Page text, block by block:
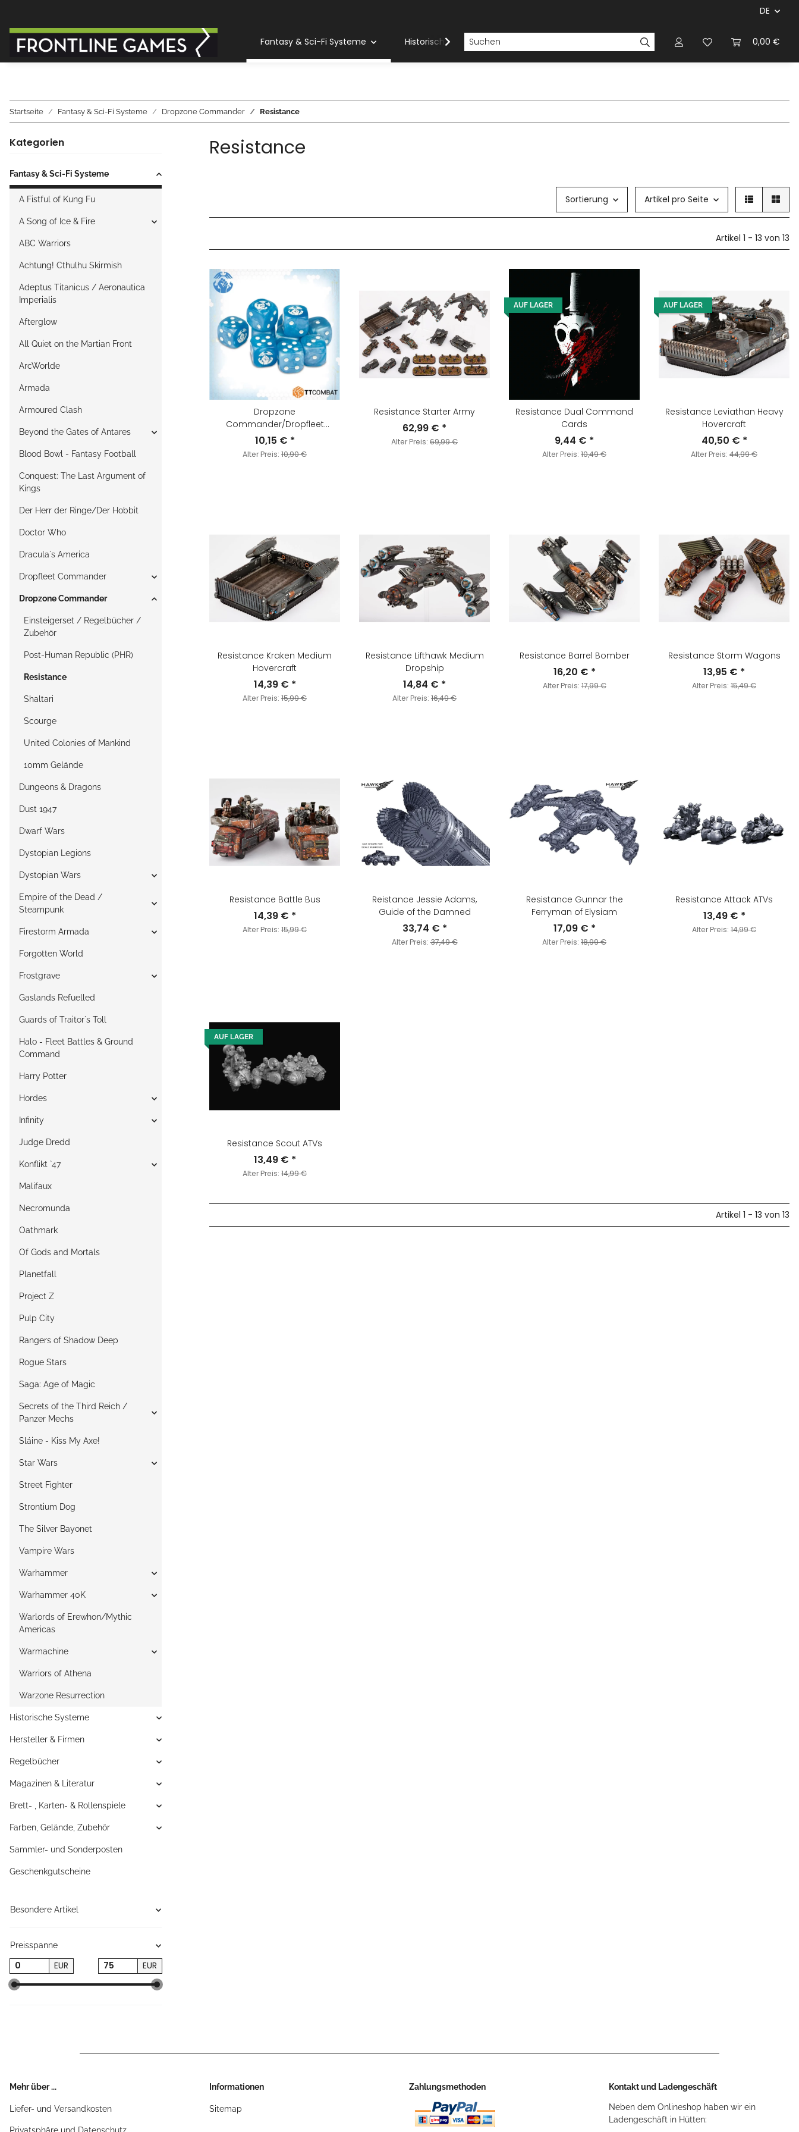
DE
0,00 €
Fantasy & Sci-Fi Systeme Historische Systeme Regelbücher Magazinen &
Startseite Fantasy & Sci-Fi Systeme Dropzone Commander Resistance
Resistance
Sortierung Artikel pro Seite
Artikel 1 - 13 von 13
Dropzone
Commander/Dropfleet
Commander: Resistance Dice
10,15 € *
Alter Preis: 10,90 €
Resistance Starter Army
62,99 € *
Alter Preis: 69,99 €
AUF LAGER
Resistance Dual Command
Cards
9,44 € *
Alter Preis: 10,49 €
AUF LAGER
Resistance Leviathan Heavy
Hovercraft
40,50 € *
Alter Preis: 44,99 €
Resistance Kraken Medium
Hovercraft
14,39 € *
Alter Preis: 15,99 €
Resistance Lifthawk Medium
Dropship
14,84 € *
Alter Preis: 16,49 €
Resistance Barrel Bomber
16,20 € *
Alter Preis:17,99 €
Resistance Storm Wagons
13,95 € *
Alter Preis: 15,49 €
Resistance Battle Bus
14,39 € *
Alter Preis: 15,99 €
Reistance Jessie Adams,
Guide of the Damned
33,74 € *
Alter Preis:37,49 €
Resistance Gunnar the
Ferryman of Elysiam
17,09 € *
Alter Preis: 18,99 €
Resistance Attack ATVs
13,49 € *
Alter Preis: 14,99 €
AUF LAGER
Resistance Scout ATVs
13,49 € *
Alter Preis: 14,99 €
Artikel 1 - 13 von 13
Kategorien
Fantasy & Sci-Fi Systeme
A Fistful of Kung Fu
A Song of Ice & Fire
ABC Warriors
Achtung! Cthulhu Skirmish
Adeptus Titanicus / Aeronautica
Imperialis
Afterglow
All Quiet on the Martian Front
ArcWorlde
Armada
Armoured Clash
Beyond the Gates of Antares
Blood Bowl - Fantasy Football
Conquest: The Last Argument of
Kings
Der Herr der Ringe/Der Hobbit
Doctor Who
Dracula`s America
Dropfleet Commander
Dropzone Commander
Einsteigerset / Regelbücher /
Zubehör
Post-Human Republic (PHR)
Resistance
Shaltari
Scourge
United Colonies of Mankind
10mm Gelände
Dungeons & Dragons
Dust 1947
Dwarf Wars
Dystopian Legions
Dystopian Wars
Empire of the Dead /
Steampunk
Firestorm Armada
Forgotten World
Frostgrave
Gaslands Refuelled
Guards of Traitor`s Toll
Halo - Fleet Battles & Ground
Command
Harry Potter
Hordes
Infinity
Judge Dredd
Konflikt `47
Malifaux
Necromunda
Oathmark
Of Gods and Mortals
Planetfall
Project Z
Pulp City
Rangers of Shadow Deep
Rogue Stars
Saga: Age of Magic
Secrets of the Third Reich /
Panzer Mechs
Sláine - Kiss My Axe!
Star Wars
Street Fighter
Strontium Dog
The Silver Bayonet
Vampire Wars
Warhammer
Warhammer 40K
Warlords of Erewhon/Mythic
Americas
Warmachine
Warriors of Athena
Warzone Resurrection
Historische Systeme
Hersteller & Firmen
Regelbücher
Magazinen & Literatur
Brett- , Karten- & Rollenspiele
Farben, Gelände, Zubehör
Sammler- und Sonderposten
Geschenkgutscheine
Besondere Artikel
Preisspanne
EUR EUR
Mehr über ...
Liefer- und Versandkosten
Privatsphäre und Datenschutz
Informationen
Sitemap
Zahlungsmethoden Kontakt und Ladengeschäft
Neben dem Onlineshop haben wir ein
Ladengeschäft in Hütten: